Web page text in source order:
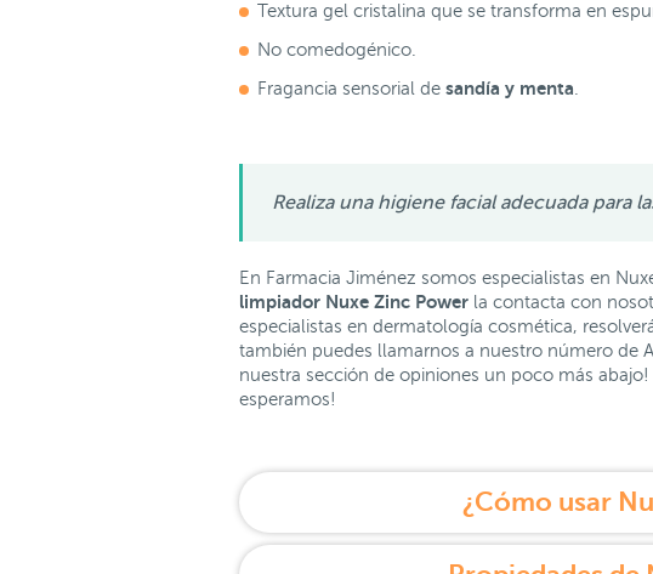
Textura gel cristalina que se transforma en
No comedogénico.
Fragancia sensorial de sandía y menta
Realiza una higiene facial adecuada para
En Farmacia Jiménez somos especialistas en
limpiador Nuxe Zinc Power la contacta con
especialistas en dermatología cosmética,
también puedes llamarnos a nuestro número de
nuestra sección de opiniones un poco más
esperamos!
¿Cómo usar